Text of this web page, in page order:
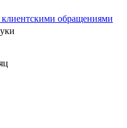
клиентскими обращениями